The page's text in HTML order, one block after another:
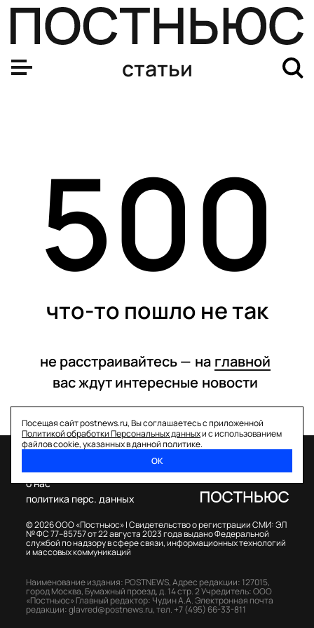
статьи
500
что-то пошло не так
не расстраивайтесь — на главной
вас ждут интересные новости
Посещая сайт postnews.ru, Вы соглашаетесь с приложенной
Политикой обработки Персональных данныхи с использованием
файлов cookie, указанных в данной политике.
ОК
© 2026 ООО «Постньюс» |Свидетельство о регистрации СМИ: ЭЛ
№ ФС 77–85757 от 22 августа 2023 года выдано Федеральной
службой по надзору в сфере связи, информационных технологий
и массовых коммуникаций
о нас
политика перс. данных
Наименование издания: POSTNEWS,Адрес редакции: 127015,
город Москва, Бумажный проезд, д. 14 стр. 2Учредитель: ООО
«Постньюс» Главный редактор: Чудин А.А.Электронная почта
редакции:glavred@postnews.ru,тел. +7 (495) 66-33-811